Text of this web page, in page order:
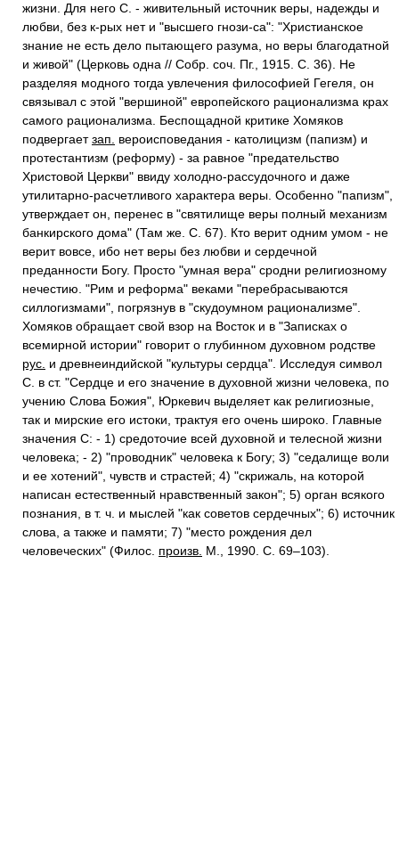
жизни. Для него С. - живительный источник веры, надежды и
любви, без к-рых нет и "высшего гнози-са": "Христианское
знание не есть дело пытающего разума, но веры благодатной
и живой" (Церковь одна // Собр. соч. Пг., 1915. С. 36). Не
разделяя модного тогда увлечения философией Гегеля, он
связывал с этой "вершиной" европейского рационализма крах
самого рационализма. Беспощадной критике Хомяков
подвергаетзап.
вероисповедания - католицизм (папизм) и
протестантизм (реформу) - за равное "предательство
Христовой Церкви" ввиду холодно-рассудочного и даже
утилитарно-расчетливого характера веры. Особенно "папизм",
утверждает он, перенес в "святилище веры полный механизм
банкирского дома" (Там же. С. 67). Кто верит одним умом - не
верит вовсе, ибо нет веры без любви и сердечной
преданности Богу. Просто "умная вера" сродни религиозному
нечестию. "Рим и реформа" веками "перебрасываются
силлогизмами", погрязнув в "скудоумном рационализме".
Хомяков обращает свой взор на Восток и в "Записках о
всемирной истории" говорит о глубинном духовном родстве
рус. и древнеиндийской "культуры сердца". Исследуя символ
С. в ст. "Сердце и его значение в духовной жизни человека, по
учению Слова Божия", Юркевич выделяет как религиозные,
так и мирские его истоки, трактуя его очень широко. Главные
значения С: - 1) средоточие всей духовной и телесной жизни
человека; - 2) "проводник" человека к Богу; 3) "седалище воли
и ее хотений", чувств и страстей; 4) "скрижаль, на которой
написан естественный нравственный закон"; 5) орган всякого
познания, в т. ч. и мыслей "как советов сердечных"; 6) источник
слова, а также и памяти; 7) "место рождения дел
человеческих" (Филос. произв. М., 1990. С. 69–103).